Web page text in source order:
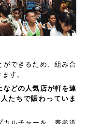
ができるため、組み合
す。
などの人気店が軒を連
たちで賑わっていま